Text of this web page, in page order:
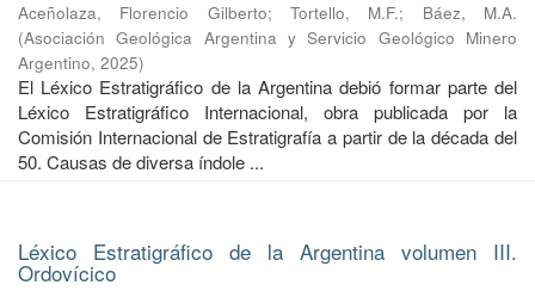
Aceñolaza, Florencio Gilberto;Tortello, M.F.; Báez, M.A.
(Asociación Geológica Argentina y Servicio Geológico Minero
Argentino, 2025)
El Léxico Estratigráfico de la Argentina debió formar parte del
Léxico Estratigráfico Internacional, obra publicada por la
Comisión Internacional de Estratigrafía a partir de la década del
50. Causas de diversa índole ...
Léxico Estratigráfico de la Argentina volumen III.
Ordovícico